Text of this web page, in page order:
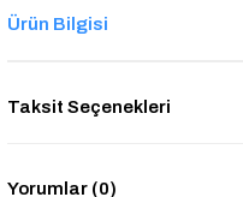
Ürün Bilgisi
Taksit Seçenekleri
Yorumlar (0)